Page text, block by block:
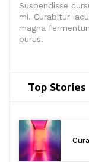
Suspendisse
mi. Curabitur
magna
purus.
Top Stories